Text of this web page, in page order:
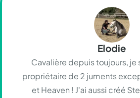
Elodie
Cavalière depuis toujours, je
propriétaire de 2 juments
et Heaven ! J'ai aussi créé